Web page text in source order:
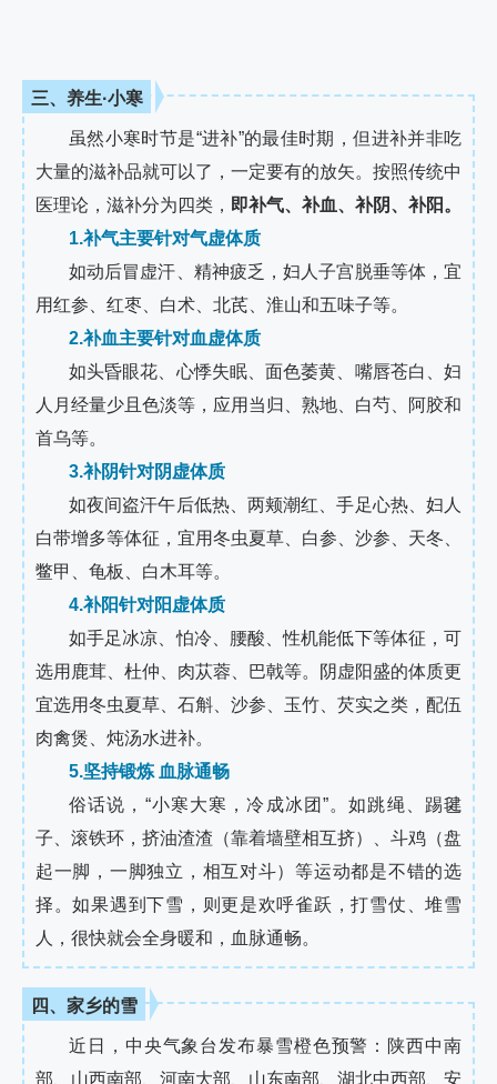
三、养生·小寒
虽然小寒时节是“进补”的最佳时期，但进补并非吃
大量的滋补品就可以了，一定要有的放矢。按照传统中
医理论，滋补分为四类， 即补气、补血、补阴、补阳。
1.补气主要针对气虚体质
如动后冒虚汗、精神疲乏，妇人子宫脱垂等体，宜
用红参、红枣、白术、北芪、淮山和五味子等。
2.补血主要针对血虚体质
如头昏眼花、心悸失眠、面色萎黄、嘴唇苍白、妇
人月经量少且色淡等，应用当归、熟地、白芍、阿胶和
首乌等。
3.补阴针对阴虚体质
如夜间盗汗午后低热、两颊潮红、手足心热、妇人
白带增多等体征，宜用冬虫夏草、白参、沙参、天冬、
鳖甲、龟板、白木耳等。
4.补阳针对阳虚体质
如手足冰凉、怕冷、腰酸、性机能低下等体征，可
选用鹿茸、杜仲、肉苁蓉、巴戟等。阴虚阳盛的体质更
宜选用冬虫夏草、石斛、沙参、玉竹、芡实之类，配伍
肉禽煲、炖汤水进补。
5.坚持锻炼 血脉通畅
俗话说，“小寒大寒，冷成冰团”。如跳绳、踢毽
子、滚铁环，挤油渣渣（靠着墙壁相互挤）、斗鸡（盘
起一脚，一脚独立，相互对斗）等运动都是不错的选
择。如果遇到下雪，则更是欢呼雀跃，打雪仗、堆雪
人，很快就会全身暖和，血脉通畅。
四、家乡的雪
近日，中央气象台发布暴雪橙色预警：陕西中南
部、山西南部、河南大部、山东南部、湖北中西部、安